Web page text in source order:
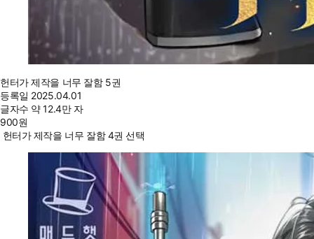
헌터가 제작을 너무 잘함 5권
등록일 2025.04.01
글자수 약 12.4만 자
900원
헌터가 제작을 너무 잘함 4권 선택